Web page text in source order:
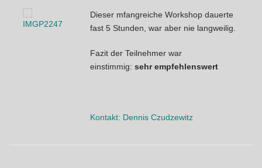
Dieser mfangreiche Workshop dauerte
fast 5 Stunden, war aber nie langweilig.
Fazit der Teilnehmer war
einstimmig:sehr empfehlenswert
Kontakt: Dennis Czudzewitz